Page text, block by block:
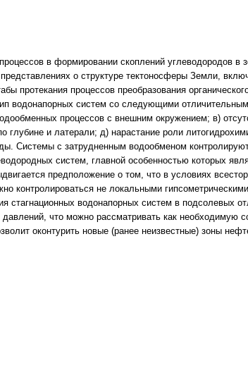
в формировании скоплений углеводородов в
о структуре тектоносферы Земли,
протекания процессов преобразования
водонапорных систем со следующими
процессов с внешним окружением; в)
глубине и латерали; д) нарастание роли
Системы с затрудненным водообменом
систем, главной особенностью которых
предположение о том, что в условиях
контролироваться не локальными
стагнационных водонапорных систем в подсолевых
что можно рассматривать как необходимую
оконтурить новые (ранее неизвестные) зоны